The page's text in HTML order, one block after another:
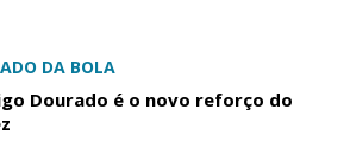
DA BOLA
Dourado é o novo reforço do